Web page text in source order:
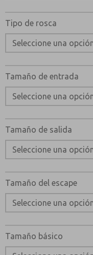
Tipo de rosca
Tamaño de entrada
Tamaño de salida
Tamaño del escape
Tamaño básico